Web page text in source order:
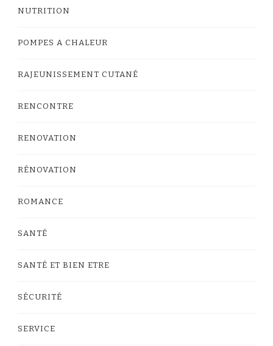
NUTRITION
POMPES A CHALEUR
RAJEUNISSEMENT CUTANÉ
RENCONTRE
RENOVATION
RÉNOVATION
ROMANCE
SANTÉ
SANTÉ ET BIEN ETRE
SÉCURITÉ
SERVICE